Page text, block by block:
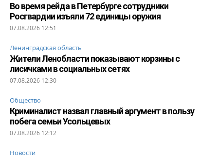
Во время рейда в Петербурге сотрудники
Росгвардии изъяли 72 единицы оружия
07.08.2026 12:51
Ленинградская область
Жители Ленобласти показывают корзины с
лисичками в социальных сетях
07.08.2026 12:30
Общество
Криминалист назвал главный аргумент в пользу
побега семьи Усольцевых
07.08.2026 12:12
Новости